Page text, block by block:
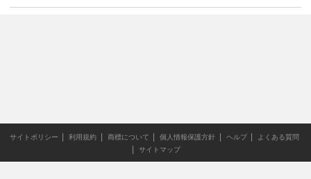
サイトポリシー 利用規約 商標について 個人情報保護方針 ヘルプ
よくある質問
サイトマップ